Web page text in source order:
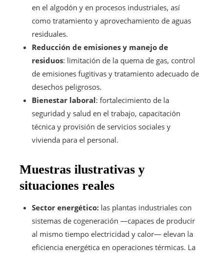
en el algodón y en procesos industriales, así
como tratamiento y aprovechamiento de aguas
residuales.
Reducción de emisiones y manejo de
residuos: limitación de la quema de gas, control
de emisiones fugitivas y tratamiento adecuado de
desechos peligrosos.
Bienestar laboral: fortalecimiento de la
seguridad y salud en el trabajo, capacitación
técnica y provisión de servicios sociales y
vivienda para el personal.
Muestras ilustrativas y
situaciones reales
Sector energético: las plantas industriales con
sistemas de cogeneración —capaces de producir
al mismo tiempo electricidad y calor— elevan la
eficiencia energética en operaciones térmicas. La